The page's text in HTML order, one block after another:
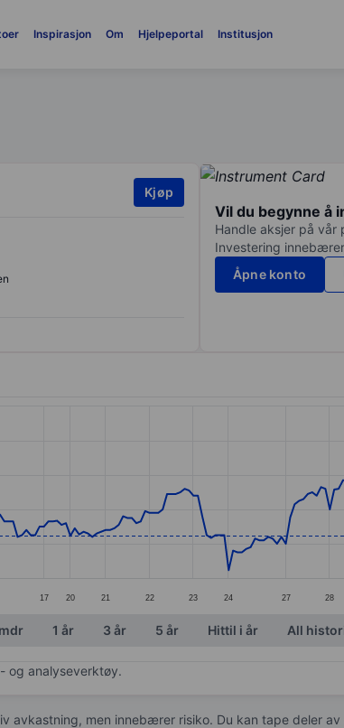
Inspirasjon Om Hjelpeportal Institusjon
Kjøp
Vil du begynne å
Handle aksjer på vår
Investering
Åpne konto
Data ranges from 43.23 to 47.5.
17 20 21 22 23 24 27 28
1 år 3 år 5 år Hittil i år All
og analyseverktøy.
avkastning, men innebærer risiko. Du kan tape deler